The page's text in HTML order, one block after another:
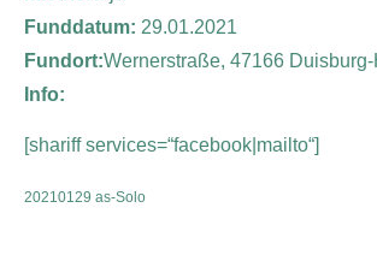
Funddatum: 29.01.2021
Fundort:Wernerstraße, 47166
Info:
[shariff services=“facebook|mailto“]
20210129 as-Solo